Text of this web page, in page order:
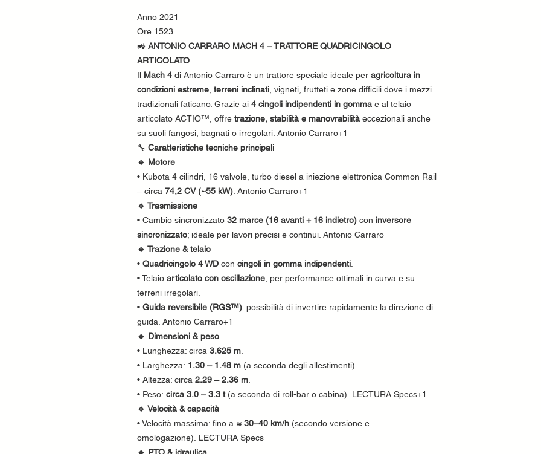
Anno 2021
Ore 1523
🚜 ANTONIO CARRARO MACH 4 – TRATTORE QUADRICINGOLO
ARTICOLATO
Il Mach 4 di Antonio Carraro è un trattore speciale ideale per agricoltura in
condizioni estreme terreni inclinati , vigneti, frutteti e zone difficili dove i mezzi
tradizionali faticano. Grazie ai 4 cingoli indipendenti in gomma e al telaio
articolato ACTIO™, offre trazione, stabilità e manovrabilità eccezionali anche
su suoli fangosi, bagnati o irregolari. Antonio Carraro+1
🔧 Caratteristiche tecniche principali
🔹 Motore
• Kubota 4 cilindri, 16 valvole, turbo diesel a iniezione elettronica Common Rail
– circa 74,2 CV (~55 kW) . Antonio Carraro+1
🔹 Trasmissione
• Cambio sincronizzato 32 marce (16 avanti + 16 indietro) con inversore
sincronizzato; ideale per lavori precisi e continui. Antonio Carraro
🔹 Trazione & telaio
• Quadricingolo 4 WD con cingoli in gomma indipendenti
• Telaio articolato con oscillazione , per performance ottimali in curva e su
terreni irregolari.
• Guida reversibile (RGS™): possibilità di invertire rapidamente la direzione di
guida. Antonio Carraro+1
🔹 Dimensioni & peso
• Lunghezza: circa 3.625 m
• Larghezza: 1.30 – 1.48 m (a seconda degli allestimenti).
• Altezza: circa 2.29 – 2.36 m
• Peso: circa 3.0 – 3.3 t(a seconda di roll-bar o cabina). LECTURA Specs+1
🔹 Velocità & capacità
• Velocità massima: fino a ≈ 30–40 km/h (secondo versione e
omologazione). LECTURA Specs
🔹 PTO & idraulica